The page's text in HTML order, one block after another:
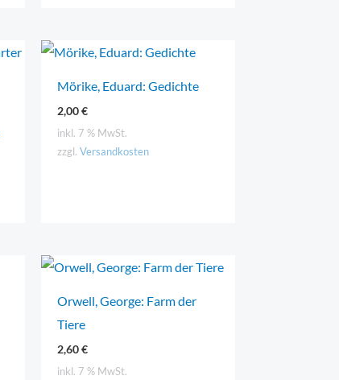
Mörike, Eduard: Gedichte
2,00€
inkl. 7 % MwSt.
zzgl. Versandkosten
Orwell, George: Farm der
Tiere
2,60€
inkl. 7 % MwSt.